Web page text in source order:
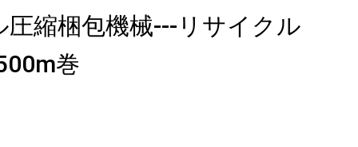
縮梱包機械---リサイクル
巻